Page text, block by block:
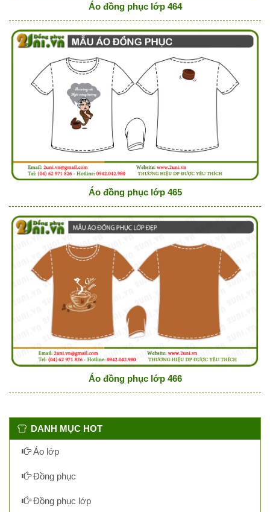
Áo đồng phục lớp 464
Áo đồng phục lớp 465
Áo đồng phục lớp 466
DANH MỤC HOT
Áo lớp
Đồng phục
Đồng phục lớp